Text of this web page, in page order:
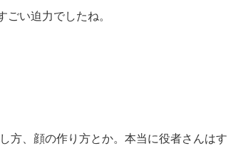
い迫力でしたね。
方、顔の作り方とか。本当に役者さんはす